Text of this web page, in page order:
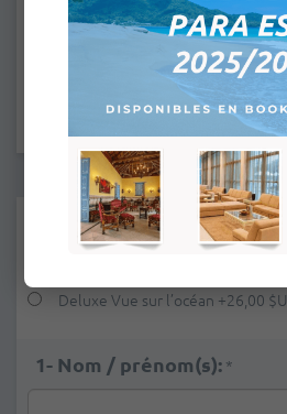
HEURE
HEURE DE
Suppléments:
Deluxe Vue sur l’océan +26,00
1- Nom / prénom(s): *